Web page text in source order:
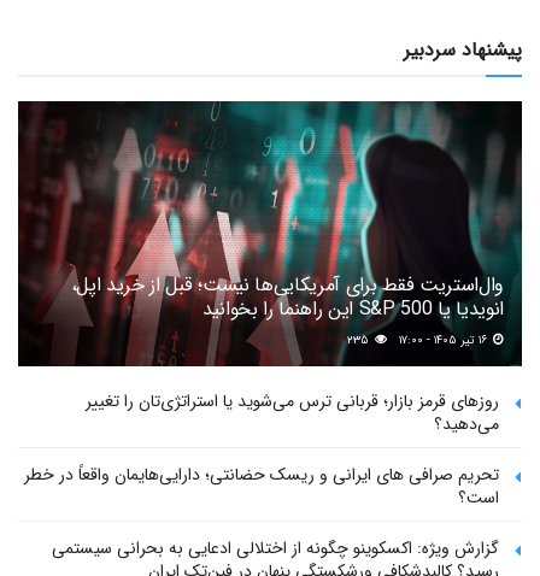
پیشنهاد سردبیر
وال‌استریت فقط برای آمریکایی‌ها نیست؛ قبل از خرید اپل،
انویدیا یا S&P 500 این راهنما را بخوانید
۲۳۵
روزهای قرمز بازار؛ قربانی ترس می‌شوید یا استراتژی‌تان را تغییر
می‌دهید؟
تحریم صرافی های ایرانی و ریسک حضانتی؛ دارایی‌هایمان واقعاً در خطر
است؟
گزارش ویژه: اکسکوینو چگونه از اختلالی ادعایی به بحرانی سیستمی